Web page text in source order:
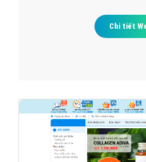
Chi tiết